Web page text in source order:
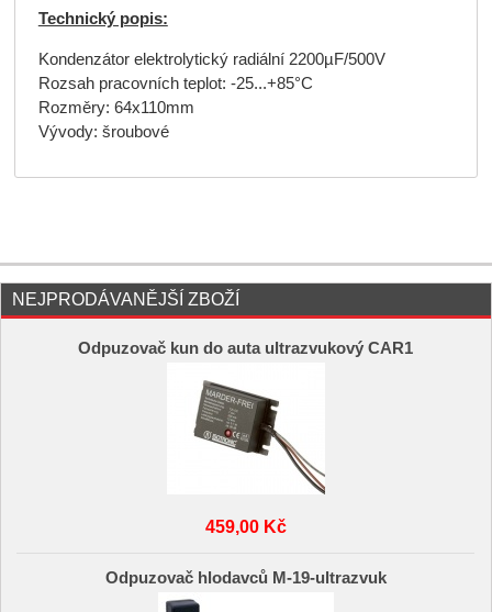
Technický popis:
Kondenzátor elektrolytický radiální 2200µF/500V
Rozsah pracovních teplot: -25...+85°C
Rozměry: 64x110mm
Vývody: šroubové
NEJPRODÁVANĚJŠÍ ZBOŽÍ
Odpuzovač kun do auta ultrazvukový CAR1
459,00 Kč
Odpuzovač hlodavců M-19-ultrazvuk